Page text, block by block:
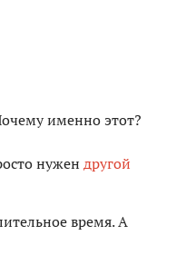
именно этот?
нужен другой
время. А